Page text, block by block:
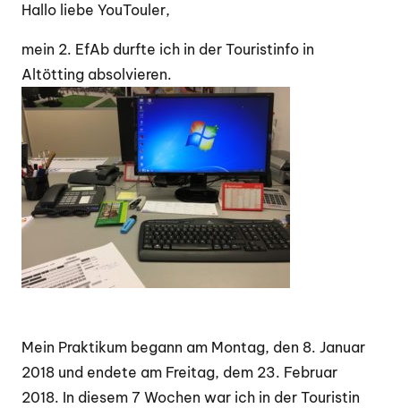
Hallo liebe YouTouler,
mein 2. EfAb durfte ich in der Touristinfo in
Altötting absolvieren.
Mein Praktikum begann am Montag, den 8. Januar
2018 und endete am Freitag, dem 23. Februar
2018. In diesem 7 Wochen war ich in der Touristin